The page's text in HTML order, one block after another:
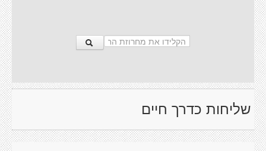
שליחות כדרך חיים